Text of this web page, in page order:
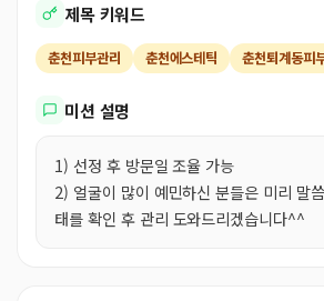
제목 키워드
춘천피부관리 춘천에스테틱 춘천퇴계동피
미션 설명
1) 선정 후 방문일 조율 가능
2) 얼굴이 많이 예민하신 분들은 미리 말
태를 확인 후 관리 도와드리겠습니다^^